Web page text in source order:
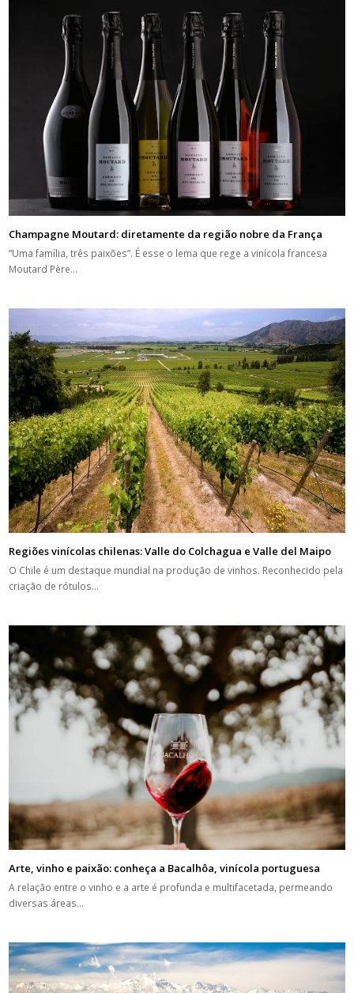
Champagne Moutard: diretamente da região nobre da França
“Uma família, três paixões”. É esse o lema que rege a vinícola francesa
Moutard Père…
Regiões vinícolas chilenas: Valle do Colchagua e Valle del Maipo
O Chile é um destaque mundial na produção de vinhos. Reconhecido pela
criação de rótulos…
Arte, vinho e paixão: conheça a Bacalhôa, vinícola portuguesa
A relação entre o vinho e a arte é profunda e multifacetada, permeando
diversas áreas…